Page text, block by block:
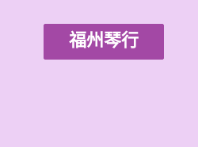
福州琴行